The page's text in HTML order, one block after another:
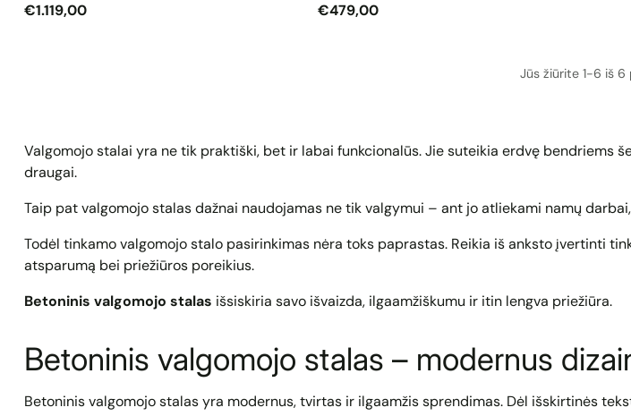
€1.119,00 €479,00
Jūs žiūrite 1-6 iš
Valgomojo stalai yra ne tik praktiški, bet ir labai funkcionalūs. Jie suteikia erdvę bendriems
draugai.
Taip pat valgomojo stalas dažnai naudojamas ne tik valgymui – ant jo atliekami namų
Todėl tinkamo valgomojo stalo pasirinkimas nėra toks paprastas. Reikia iš anksto įvertinti
atsparumą bei priežiūros poreikius.
Betoninis valgomojo stalas išsiskiria savo išvaizda, ilgaamžiškumu ir itin lengva priežiūra.
Betoninis valgomojo stalas – modernus
Betoninis valgomojo stalas yra modernus, tvirtas ir ilgaamžis sprendimas. Dėl išskirtinės